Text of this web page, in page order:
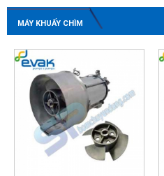
MÁY KHUẤY CHÌM